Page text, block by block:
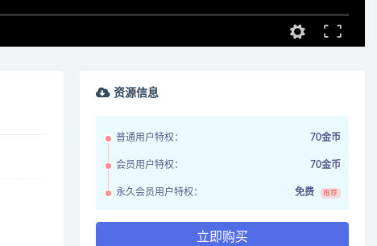
资源信息
普通用户特权： 70金币
会员用户特权： 70金币
永久会员用户特权： 免费 推荐
立即购买